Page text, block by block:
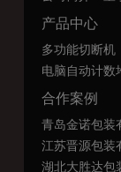
产品中心
多功能切断机
电脑自动计数
合作案例
青岛金诺包装
江苏晋源包装
湖北大胜达包